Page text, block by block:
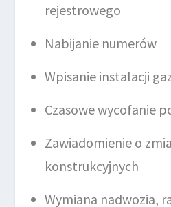
rejestrowego
Nabijanie numerów
Wpisanie instalacji
Czasowe wycofanie
Zawiadomienie o
konstrukcyjnych
Wymiana nadwozia,